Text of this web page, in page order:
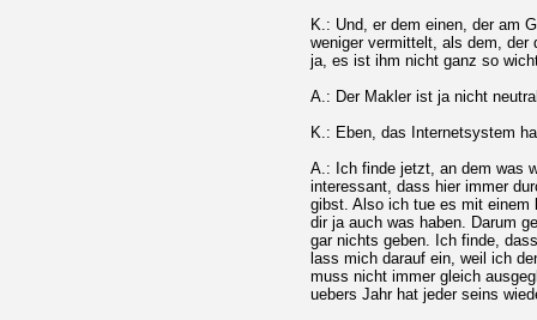
K.: Und, er dem einen, der am
weniger vermittelt, als dem,
ja, es ist ihm nicht ganz so
A.: Der Makler ist ja nicht
K.: Eben, das Internetsystem
A.: Ich finde jetzt, an dem was
interessant, dass hier immer
gibst. Also ich tue es mit einem
dir ja auch was haben. Darum
gar nichts geben. Ich finde,
lass mich darauf ein, weil ich
muss nicht immer gleich
uebers Jahr hat jeder seins